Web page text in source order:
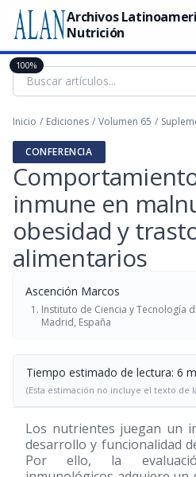
Archivos
Nutrición
Inicio / Ediciones / Volumen 65 /
CONFERENCIA
inmune en
obesidad y
alimentarios
Ascención Marcos
Instituto de Ciencia y Tecnología
Madrid, España
Tiempo estimado de lectura: 6
(Esta estimación no incluye el texto de
Los nutrientes juegan un
desarrollo y funcionalidad
Por ello, la
100%